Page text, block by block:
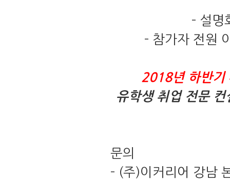
- 설명
- 참가자 전원
2018년 하반기
유학생 취업 전문
문의
- (주)이커리어 강남